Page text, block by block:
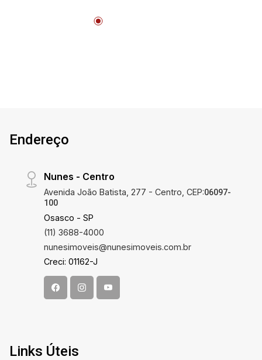
Endereço
Nunes - Centro
Avenida João Batista, 277 - Centro, CEP:06097-
100
Osasco - SP
(11) 3688-4000
nunesimoveis@nunesimoveis.com.br
Creci: 01162-J
Links Úteis